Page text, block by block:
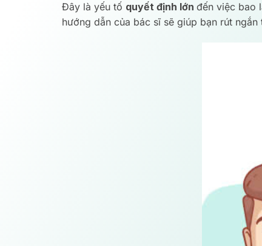
Đây là yếu tố quyết định lớn đến việc bao
hướng dẫn của bác sĩ sẽ giúp bạn rút